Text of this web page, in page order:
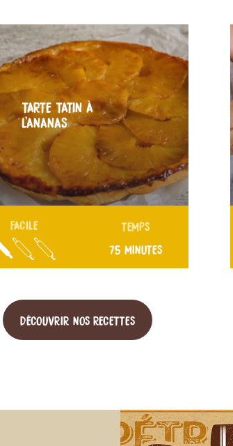
TARTE TATIN À
L’ANANAS
FACILE TEMPS
75 MINUTES
DÉCOUVRIR NOS RECETTES